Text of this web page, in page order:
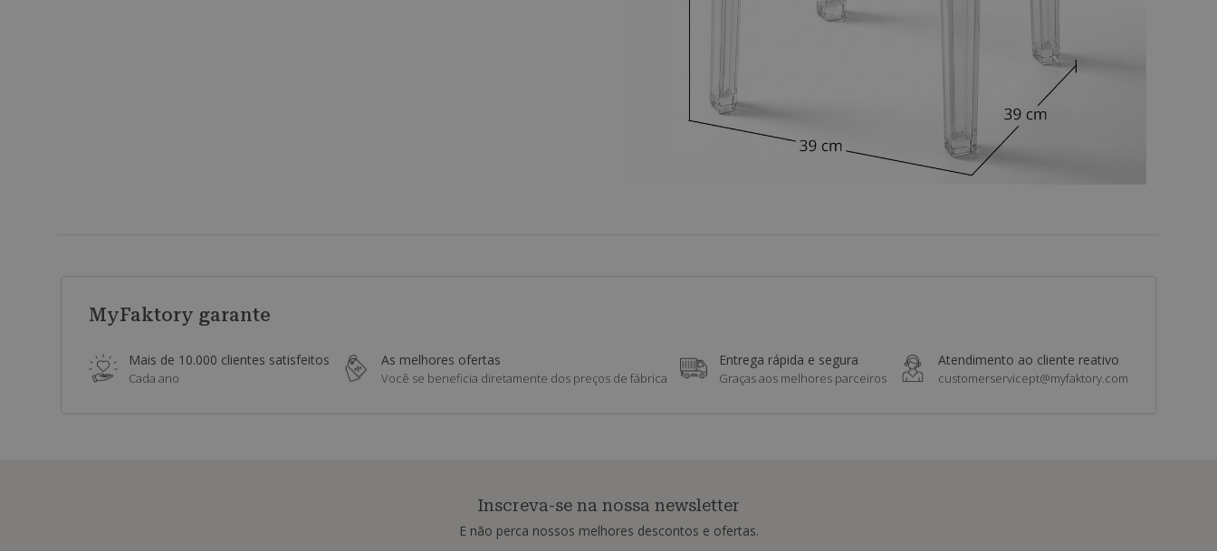
MyFaktory garante
Mais de 10.000 clientes satisfeitos
Cada ano
As melhores ofertas
Você se beneficia diretamente dos preços de fábrica
Entrega rápida e segura
Graças aos melhores parceiros
Atendimento ao cliente reativo
customerservicept@myfaktory.com
Inscreva-se na nossa newsletter
E não perca nossos melhores descontos e ofertas.